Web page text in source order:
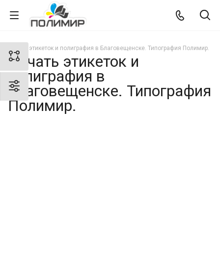
Печать этикеток и полиграфия в Благовещенске. Типография Полимир.
Печать этикеток и
полиграфия в
Благовещенске. Типография
Полимир.